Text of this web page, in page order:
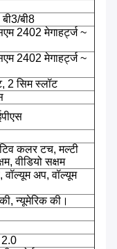
बी8
2402 मेगाहर्ट्ज ~
2402 मेगाहर्ट्ज ~
2 सिम स्लॉट
कलर टच, मल्टी
वीडियो सक्षम
अप, वॉल्यूम
न्यूमेरिक की।
2.0